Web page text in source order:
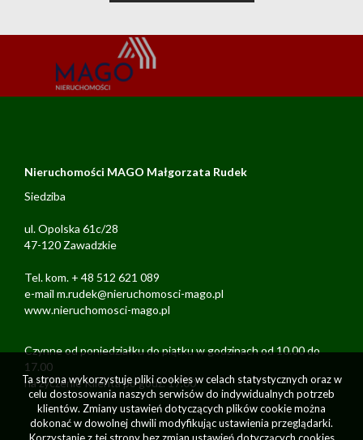
Nieruchomości MAGO Małgorzata Rudek
Siedziba
ul. Opolska 61c/28
47-120 Zawadzkie
Tel. kom. + 48 512 621 089
e-mail m.rudek@nieruchomosci-mago.pl
www.nieruchomosci-mago.pl
Czynne od poniedziałku do piątku w godzinach od 10.00 do
17.00
na życzenie Klienta po godz. 17.00
Ta strona wykorzystuje pliki cookies w celach statystycznych oraz w
celu dostosowania naszych serwisów do indywidualnych potrzeb
klientów. Zmiany ustawień dotyczących plików cookie można
dokonać w dowolnej chwili modyfikując ustawienia przeglądarki.